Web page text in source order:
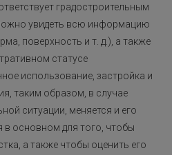
градостроительным
увидеть всю информацию
поверхность и т. д.), а также
статусе
использование, застройка и
таким образом, в случае
ситуации, меняется и его
в основном для того, чтобы
а также чтобы оценить его